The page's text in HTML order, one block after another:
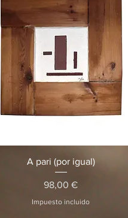
Vista rápida
A pari (por igual)
Precio
98,00 €
Impuesto incluido